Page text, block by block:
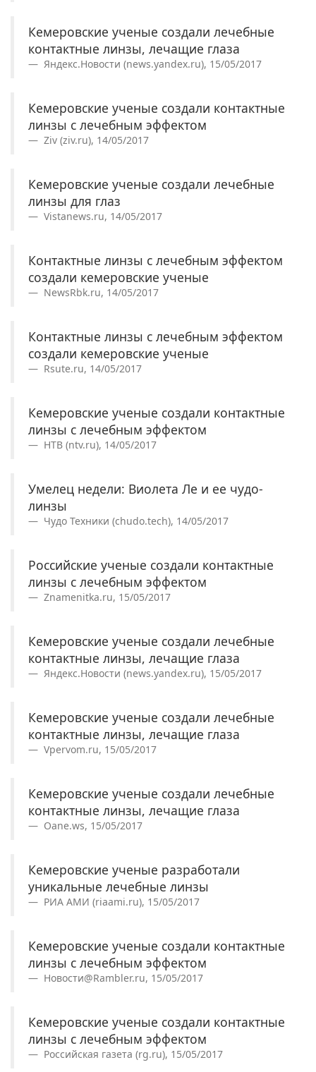
Кемеровские ученые создали лечебные
контактные линзы, лечащие глаза
Яндекс.Новости (news.yandex.ru), 15/05/2017
Кемеровские ученые создали контактные
линзы с лечебным эффектом
Ziv (ziv.ru), 14/05/2017
Кемеровские ученые создали лечебные
линзы для глаз
Vistanews.ru, 14/05/2017
Контактные линзы с лечебным эффектом
создали кемеровские ученые
NewsRbk.ru, 14/05/2017
Контактные линзы с лечебным эффектом
создали кемеровские ученые
Rsute.ru, 14/05/2017
Кемеровские ученые создали контактные
линзы с лечебным эффектом
НТВ (ntv.ru), 14/05/2017
Умелец недели: Виолета Ле и ее чудо-
линзы
Чудо Техники (chudo.tech), 14/05/2017
Российские ученые создали контактные
линзы с лечебным эффектом
Znamenitka.ru, 15/05/2017
Кемеровские ученые создали лечебные
контактные линзы, лечащие глаза
Яндекс.Новости (news.yandex.ru), 15/05/2017
Кемеровские ученые создали лечебные
контактные линзы, лечащие глаза
Vpervom.ru, 15/05/2017
Кемеровские ученые создали лечебные
контактные линзы, лечащие глаза
Oane.ws, 15/05/2017
Кемеровские ученые разработали
уникальные лечебные линзы
РИА АМИ (riaami.ru), 15/05/2017
Кемеровские ученые создали контактные
линзы с лечебным эффектом
Новости@Rambler.ru, 15/05/2017
Кемеровские ученые создали контактные
линзы с лечебным эффектом
Российская газета (rg.ru), 15/05/2017